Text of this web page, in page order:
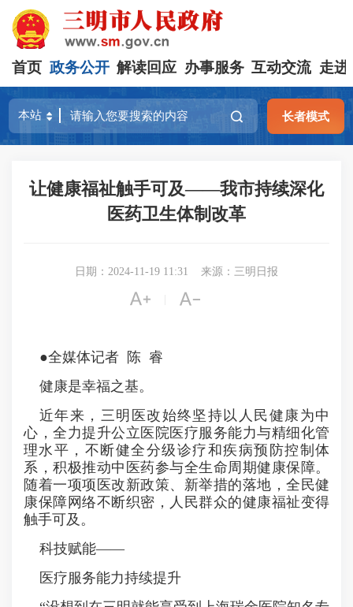
首页 政务公开 解读回应 办事服务 互动交流 走进
长者模式
让健康福祉触手可及——我市持续深化
医药卫生体制改革
日期：2024-11-19 11:31 来源：三明日报
 
●全媒体记者 陈 睿
健康是幸福之基。
近年来，三明医改始终坚持以人民健康为中
心，全力提升公立医院医疗服务能力与精细化管
理水平，不断健全分级诊疗和疾病预防控制体
系，积极推动中医药参与全生命周期健康保障。
随着一项项医改新政策、新举措的落地，全民健
康保障网络不断织密，人民群众的健康福祉变得
触手可及。
科技赋能——
医疗服务能力持续提升